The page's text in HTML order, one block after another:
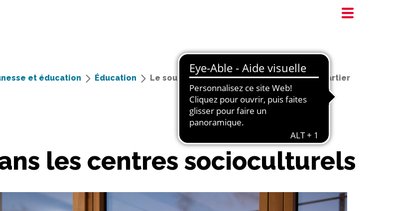
et éducation Éducation Le soutien scolaire dans les centres de quartier
les centres socioculturels